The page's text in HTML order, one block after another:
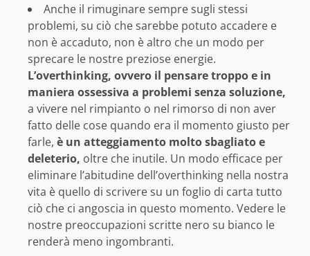
Anche il rimuginare sempre sugli stessi
problemi, su ciò che sarebbe potuto accadere e
non è accaduto, non è altro che un modo per
sprecare le nostre preziose energie.
L’overthinking, ovvero il pensare troppo e in
maniera ossessiva a problemi senza soluzione,
a vivere nel rimpianto o nel rimorso di non aver
fatto delle cose quando era il momento giusto per
farle, è un atteggiamento molto sbagliato e
deleterio, oltre che inutile. Un modo efficace per
eliminare l’abitudine dell’overthinking nella nostra
vita è quello di scrivere su un foglio di carta tutto
ciò che ci angoscia in questo momento. Vedere le
nostre preoccupazioni scritte nero su bianco le
renderà meno ingombranti.